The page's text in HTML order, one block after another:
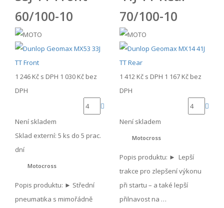
60/100-10
1 246 Kč s DPH 1 030 Kč bez
DPH
Není skladem
Sklad externí: 5 ks do 5 prac.
dní
Motocross
Popis produktu: ► Střední
pneumatika s mimořádně
70/100-10
1 412 Kč s DPH 1 167 Kč bez
DPH
Není skladem
Motocross
Popis produktu: ► Lepší
trakce pro zlepšení výkonu
při startu – a také lepší
přilnavost na …